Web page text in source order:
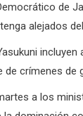
de
alejados
incluyen
de crímenes de
a los